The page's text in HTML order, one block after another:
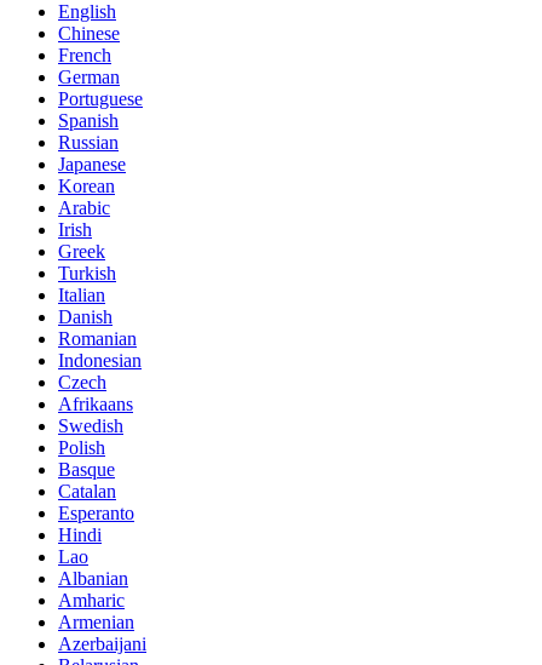
English
Chinese
French
German
Portuguese
Spanish
Russian
Japanese
Korean
Arabic
Irish
Greek
Turkish
Italian
Danish
Romanian
Indonesian
Czech
Afrikaans
Swedish
Polish
Basque
Catalan
Esperanto
Hindi
Lao
Albanian
Amharic
Armenian
Azerbaijani